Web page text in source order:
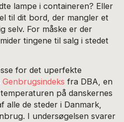
lampe i containeren? Eller
til dit bord, der mangler et
selv. For måske er der
tingene til salg i stedet
for det uperfekte
Genbrugsindeks fra DBA, en
på danskernes
de steder i Danmark,
I undersøgelsen svarer